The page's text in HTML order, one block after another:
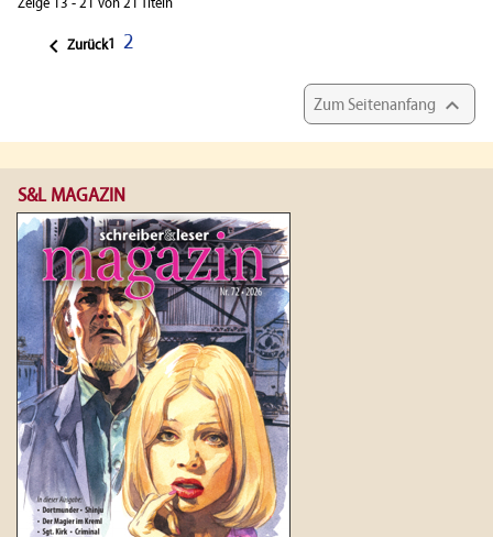
Zeige 13 - 21 von 21 Titeln
 Zurück1 2
Zum Seitenanfang 
S&L MAGAZIN